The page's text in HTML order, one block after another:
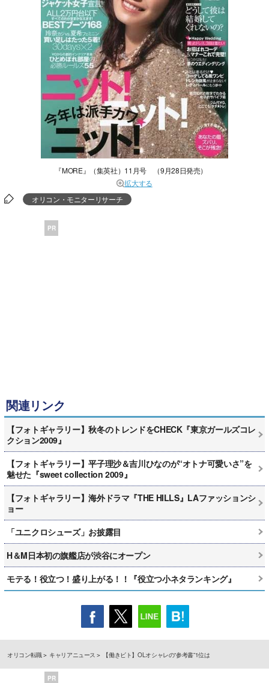
『MORE』（集英社）11月号 （9月28日発売）
拡大する
オリコン・モニターリサーチ
PR
関連リンク
【フォトギャラリー】秋冬のトレンドをCHECK『東京ガールズコレ
クション2009』
【フォトギャラリー】平子理沙＆吉川ひなのが“オトナ可愛いさ”を
魅せた『sweet collection 2009』
【フォトギャラリー】海外ドラマ『THE HILLS』LAファッションシ
ョー
「ユニクロシューズ」お披露目
H＆M日本初の旗艦店が渋谷にオープン
モテる！役立つ！盛り上がる！！『役立つ小ネタランキング』
オリコン転職 キャリアニュース 【働きビト】OLオシャレの“参考書”1位は
PR